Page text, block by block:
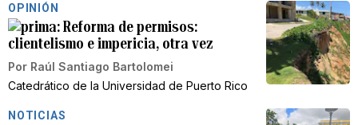
OPINIÓN
Reforma de permisos:
clientelismo e impericia, otra vez
Por Raúl Santiago Bartolomei
Catedrático de la Universidad de Puerto Rico
NOTICIAS